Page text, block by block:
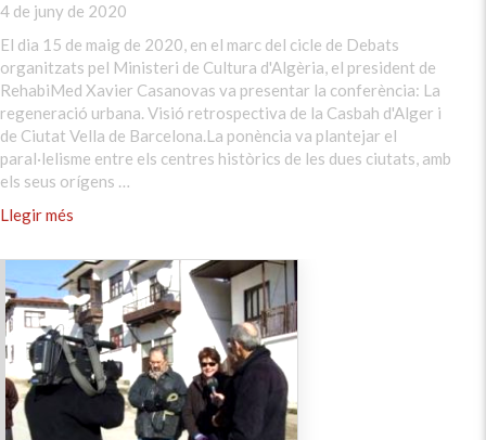
4 de juny de 2020
El dia 15 de maig de 2020, en el marc del cicle de Debats
organitzats pel Ministeri de Cultura d'Algèria, el president de
RehabiMed Xavier Casanovas va presentar la conferència: La
regeneració urbana. Visió retrospectiva de la Casbah d'Alger i
de Ciutat Vella de Barcelona.La ponència va plantejar el
paral·lelisme entre els centres històrics de les dues ciutats, amb
els seus orígens …
Llegir més